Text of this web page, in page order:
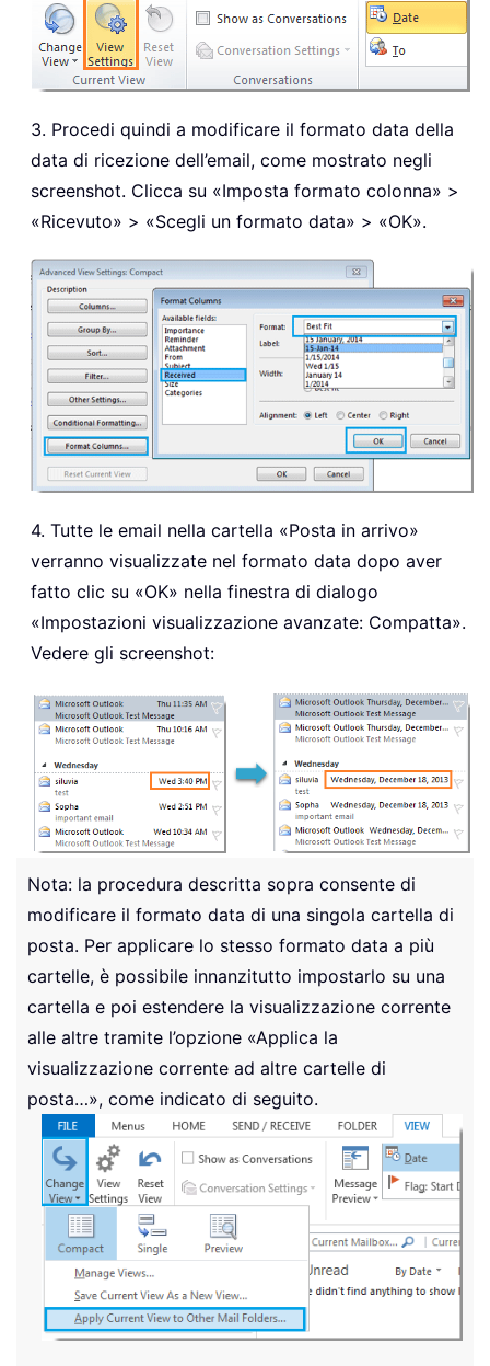
3. Procedi quindi a modificare il formato data della
data di ricezione dell’email, come mostrato negli
screenshot. Clicca su «Imposta formato colonna» >
«Ricevuto» > «Scegli un formato data» > «OK».
4. Tutte le email nella cartella «Posta in arrivo»
verranno visualizzate nel formato data dopo aver
fatto clic su «OK» nella finestra di dialogo
«Impostazioni visualizzazione avanzate: Compatta».
Vedere gli screenshot:
Nota: la procedura descritta sopra consente di
modificare il formato data di una singola cartella di
posta. Per applicare lo stesso formato data a più
cartelle, è possibile innanzitutto impostarlo su una
cartella e poi estendere la visualizzazione corrente
alle altre tramite l’opzione «Applica la
visualizzazione corrente ad altre cartelle di
posta…», come indicato di seguito.